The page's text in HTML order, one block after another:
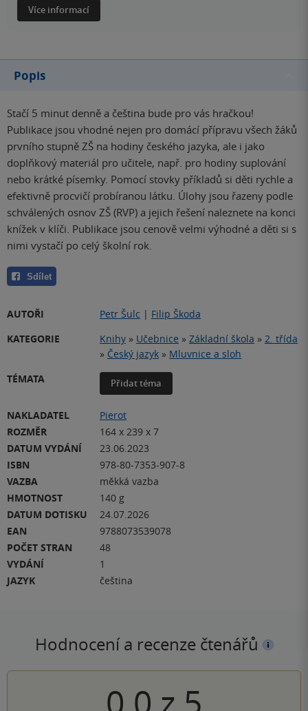
Více informací
Popis
Stačí 5 minut denně a čeština bude pro vás hračkou!
Publikace jsou vhodné nejen pro domácí přípravu všech žáků
prvního stupně ZŠ na hodiny českého jazyka, ale i jako
doplňkový materiál pro učitele, např. pro hodiny suplování
nebo krátké písemky. Pomocí stovky příkladů si děti rychle a
efektivně procvičí probíranou látku. Úlohy jsou řazeny podle
schválených osnov ZŠ (RVP) a jejich řešení naleznete na konci
knížek v klíči. Publikace jsou cenově velmi výhodné a děti si s
nimi vystačí po celý školní rok.
Sdílet
AUTOŘI Petr Šulc | Filip Škoda
KATEGORIE
Knihy » Učebnice » Základní škola » 2. třída
» Český jazyk » Mluvnice a sloh
TÉMATA
Přidat téma
NAKLADATEL
Pierot
ROZMĚR
164 x 239 x 7
DATUM VYDÁNÍ
23.06.2023
ISBN
978-80-7353-907-8
VAZBA
měkká vazba
HMOTNOST
140 g
DATUM DOTISKU
24.07.2026
EAN
9788073539078
POČET STRAN
48
VYDÁNÍ
1
JAZYK
čeština
Hodnocení a recenze čtenářů